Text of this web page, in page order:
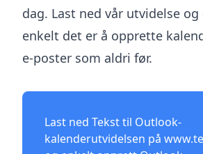
dag. Last ned vår utvidelse
enkelt det er å opprette
e-poster som aldri før.
Last ned Tekst til Outlook-
kalenderutvidelsen på